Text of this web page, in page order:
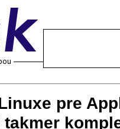
pre
takmer